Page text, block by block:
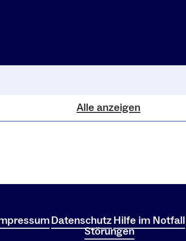
Alle anzeigen
DatenschutzHilfe im Notfall
Störungen